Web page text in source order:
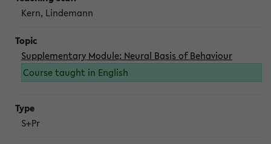
Kern, Lindemann
Supplementary Module: Neural Basis of Behaviour
Course taught in English
S+Pr